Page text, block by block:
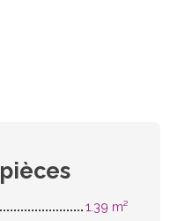
pièces
1.39 m²